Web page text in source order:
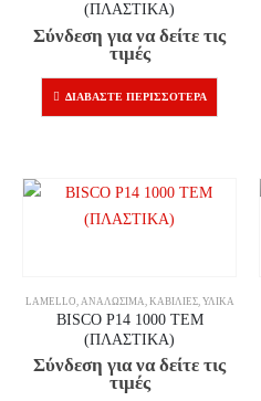
(ΠΛΑΣΤΙΚΑ)
Σύνδεση για να δείτε τις
τιμές
ΔΙΑΒΆΣΤΕ ΠΕΡΙΣΣΌΤΕΡΑ
LAMELLO ΑΝΑΛΏΣΙΜΑ ΚΑΒΊΛΙΕΣ, ΥΛΙΚΆ
BISCO P14 1000 TEM
(ΠΛΑΣΤΙΚΑ)
Σύνδεση για να δείτε τις
τιμές